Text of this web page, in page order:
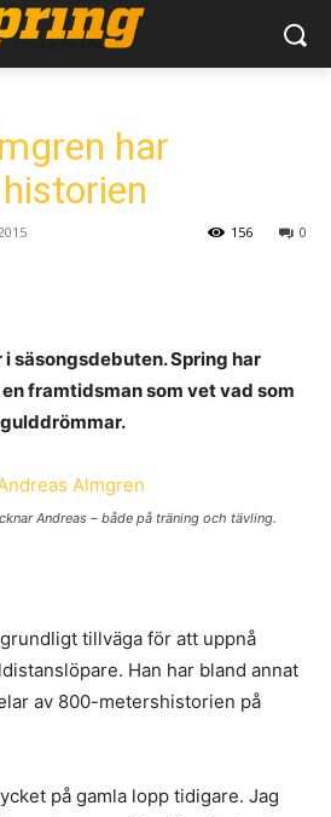
har
0
156
säsongsdebuten. Spring har
framtidsman som vet vad som
Andreas – både på träning och tävling.
tillväga för att uppnå
Han har bland annat
av 800-metershistorien på
på gamla lopp tidigare. Jag